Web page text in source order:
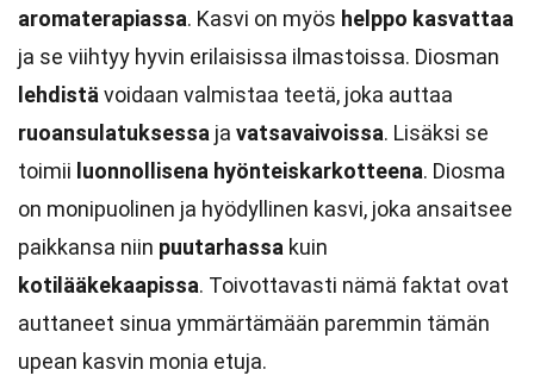
aromaterapiassa. Kasvi on myös helppo kasvattaa
ja se viihtyy hyvin erilaisissa ilmastoissa. Diosman
lehdistä voidaan valmistaa teetä, joka auttaa
ruoansulatuksessa ja vatsavaivoissa. Lisäksi se
toimii luonnollisena hyönteiskarkotteena. Diosma
on monipuolinen ja hyödyllinen kasvi, joka ansaitsee
paikkansa niin puutarhassa kuin
kotilääkekaapissa. Toivottavasti nämä faktat ovat
auttaneet sinua ymmärtämään paremmin tämän
upean kasvin monia etuja.